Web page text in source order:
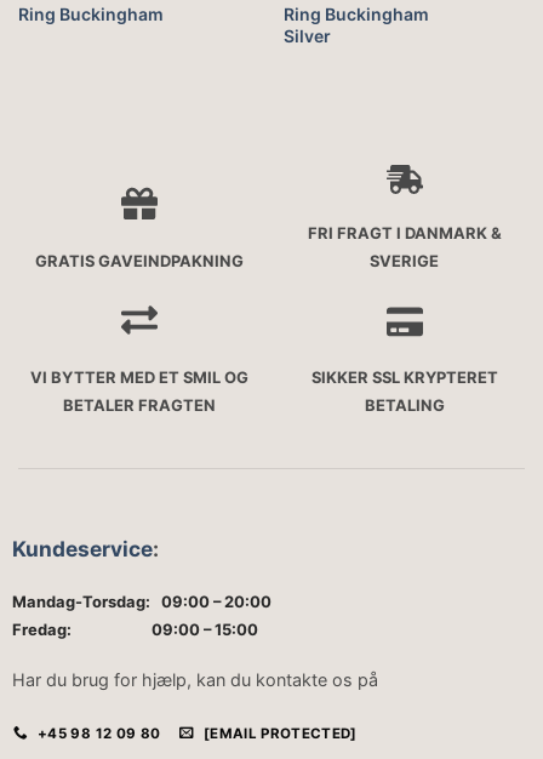
Ring Buckingham
Ring Buckingham
Silver
GRATIS GAVEINDPAKNING
FRI FRAGT I DANMARK &
SVERIGE
VI BYTTER MED ET SMIL OG
BETALER FRAGTEN
SIKKER SSL KRYPTERET
BETALING
Kundeservice:
Mandag-Torsdag: 09:00 – 20:00
Fredag: 09:00 – 15:00
Har du brug for hjælp, kan du kontakte os på
+45 98 12 09 80 [EMAIL PROTECTED]